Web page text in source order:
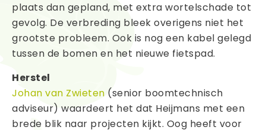
plaats dan gepland, met extra wortelschade tot
gevolg. De verbreding bleek overigens niet het
grootste probleem. Ook is nog een kabel gelegd
tussen de bomen en het nieuwe fietspad.
Herstel
Johan van Zwieten (senior boomtechnisch
adviseur) waardeert het dat Heijmans met een
brede blik naar projecten kijkt. Oog heeft voor